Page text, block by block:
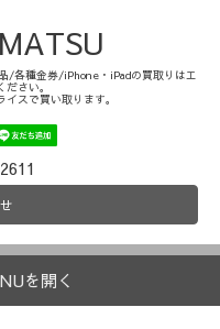
/各種金券/iPhone・iPadの買取りはエ
さい。
スで買い取ります。
を開く